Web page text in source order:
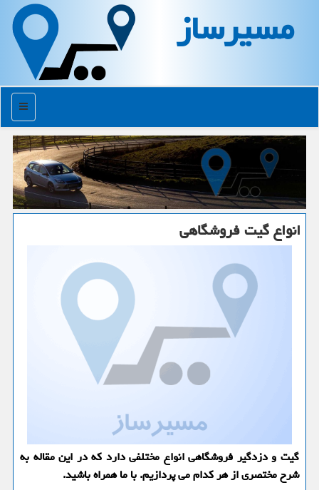
مسیرساز
منو
انواع گیت فروشگاهی
گیت و دزدگیر فروشگاهی انواع مختلفی دارد كه در این مقاله به
شرح مختصری از هر كدام می پردازیم. با ما همراه باشید.